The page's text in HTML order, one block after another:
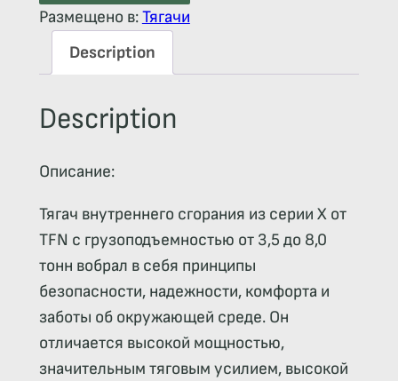
Размещено в:Тягачи
Description
Description
Описание:
Тягач внутреннего сгорания из серии X от
TFN с грузоподъемностью от 3,5 до 8,0
тонн вобрал в себя принципы
безопасности, надежности, комфорта и
заботы об окружающей среде. Он
отличается высокой мощностью,
значительным тяговым усилием, высокой